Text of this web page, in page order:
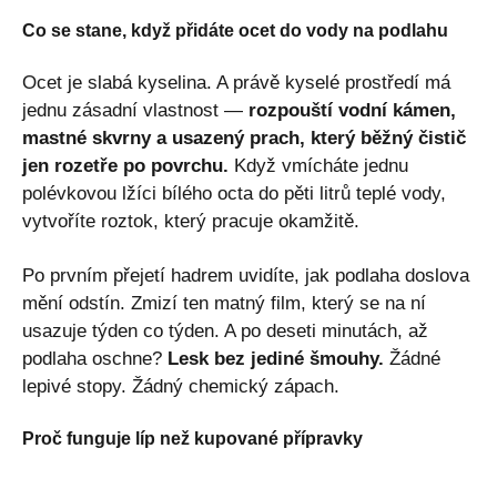
Co se stane, když přidáte ocet do vody na podlahu
Ocet je slabá kyselina. A právě kyselé prostředí má
jednu zásadní vlastnost — rozpouští vodní kámen,
mastné skvrny a usazený prach, který běžný čistič
jen rozetře po povrchu. Když vmícháte jednu
polévkovou lžíci bílého octa do pěti litrů teplé vody,
vytvoříte roztok, který pracuje okamžitě.
Po prvním přejetí hadrem uvidíte, jak podlaha doslova
mění odstín. Zmizí ten matný film, který se na ní
usazuje týden co týden. A po deseti minutách, až
podlaha oschne? Lesk bez jediné šmouhy. Žádné
lepivé stopy. Žádný chemický zápach.
Proč funguje líp než kupované přípravky